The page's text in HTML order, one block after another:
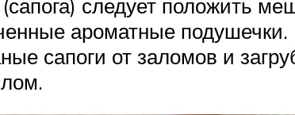
следует положить
ароматные подушечки.
сапоги от заломов и